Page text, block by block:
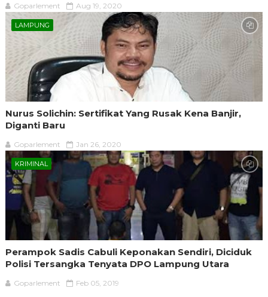
Goparlement Aug 19, 2020
LAMPUNG
Nurus Solichin: Sertifikat Yang Rusak Kena Banjir,
Diganti Baru
Goparlement Jan 26, 2020
KRIMINAL
Perampok Sadis Cabuli Keponakan Sendiri, Diciduk
Polisi Tersangka Tenyata DPO Lampung Utara
Goparlement Feb 05, 2019